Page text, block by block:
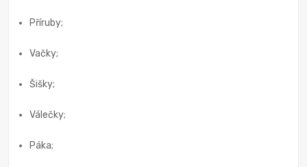
Příruby;
Vačky;
Šišky;
Válečky;
Páka;